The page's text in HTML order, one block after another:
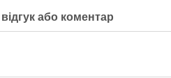
або коментар